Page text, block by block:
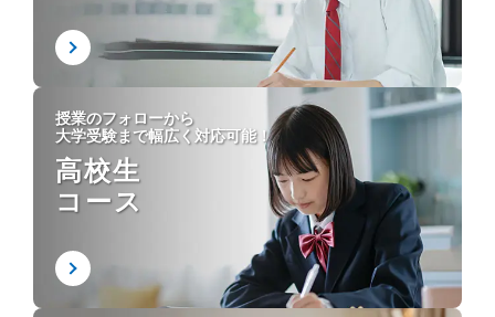
授業のフォローから
大学受験まで幅広く対応可能！
高校生
コース